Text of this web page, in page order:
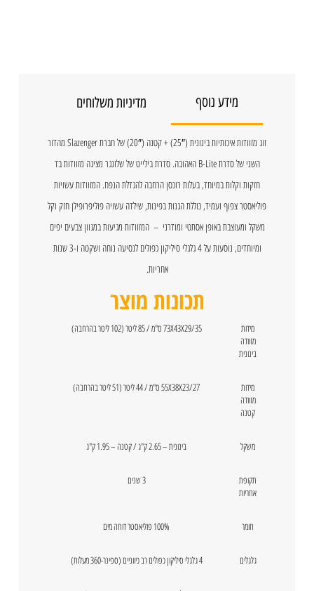
מידע נוסף מדיניות משלוחים
זוג מזוודות איכותיות בינונית (25″) + קטנה (20″) של חברת Slazenger מהדור
השני של סדרת B-Lite האהובה. סדרת בילייט של שלזנגר מציגה מזוודות בד
חזקות וקלות במיוחד, בעלות רוכסן הרחבה להגדלת הנפח. המזוודות עשויות
פוליאסטר צפוף ועמיד, כוללת הגנות בפינות, שילדה עשויה פוליפרופילן חזק וקל
משקל ומעוצבת באופן אסתטי ומודרני – המזוודות מגיעות במגוון צבעים יפים
ומיוחדים, נוסעות על 4 גלגלי סיליקון כפולים לנסיעה נוחה ושקטה ו-3 שנות
אחריות.
תכונות מוצר
מידות
מזוודה
בינונית
73X43X29/35 ס"מ / 85 ליטר (102 ליטר בהרחבה)
מידות
מזוודה
קטנה
55X38X23/27 ס"מ / 44 ליטר (51 ליטר בהרחבה)
משקל בינונית – 2.65 ק"ג / קטנה – 1.95 ק"ג
תקופת
אחריות
3 שנים
חומר 100% פוליאסטר דוחה מים
גלגלים 4 גלגלי סיליקון כפולים רב כיווניים (ספינר-360 מעלות)